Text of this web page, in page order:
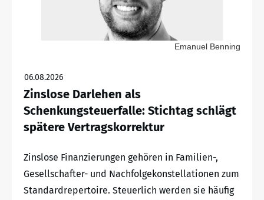
Emanuel Benning
06.08.2026
Zinslose Darlehen als
Schenkungsteuerfalle: Stichtag schlägt
spätere Vertragskorrektur
Zinslose Finanzierungen gehören in Familien-,
Gesellschafter- und Nachfolgekonstellationen zum
Standardrepertoire. Steuerlich werden sie häufig